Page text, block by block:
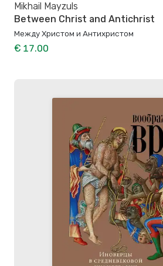
Mikhail Mayzuls
Between Christ and Antichrist
Между Христом и Антихристом
€ 17.00